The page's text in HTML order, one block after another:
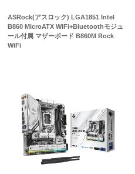
ASRock(アスロック) LGA1851 Intel
B860 MicroATX WiFi+Bluetoothモジュ
ール付属 マザーボード B860M Rock
WiFi